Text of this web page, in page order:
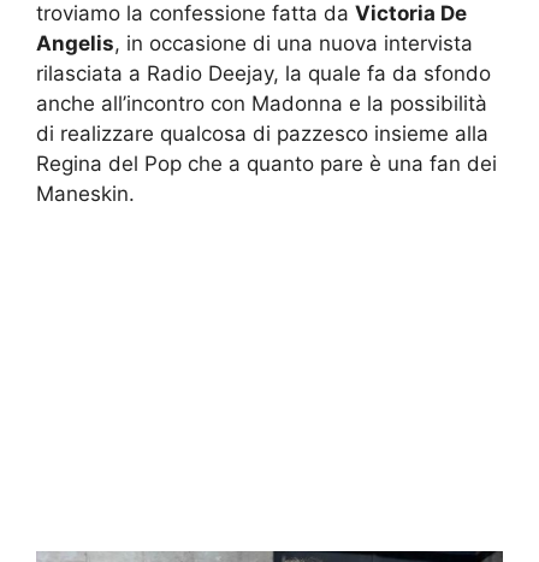
troviamo la confessione fatta da Victoria De
Angelis, in occasione di una nuova intervista
rilasciata a Radio Deejay, la quale fa da sfondo
anche all’incontro con Madonna e la possibilità
di realizzare qualcosa di pazzesco insieme alla
Regina del Pop che a quanto pare è una fan dei
Maneskin.